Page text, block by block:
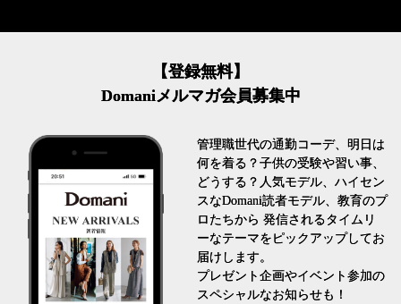
【登録無料】
Domaniメルマガ会員募集中
管理職世代の通勤コーデ、明日は
何を着る？子供の受験や習い事、
どうする？人気モデル、ハイセン
スなDomani読者モデル、教育のプ
ロたちから 発信されるタイムリ
ーなテーマをピックアップしてお
届けします。
プレゼント企画やイベント参加の
スペシャルなお知らせも！